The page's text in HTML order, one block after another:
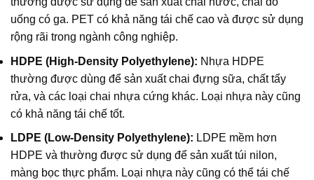
uống có ga. PET có khả năng tái chế cao và được sử dụng
rộng rãi trong ngành công nghiệp.
HDPE (High-Density Polyethylene): Nhựa HDPE
thường được dùng để sản xuất chai đựng sữa, chất tẩy
rửa, và các loại chai nhựa cứng khác. Loại nhựa này cũng
có khả năng tái chế tốt.
LDPE (Low-Density Polyethylene): LDPE mềm hơn
HDPE và thường được sử dụng để sản xuất túi nilon,
màng bọc thực phẩm. Loại nhựa này cũng có thể tái chế